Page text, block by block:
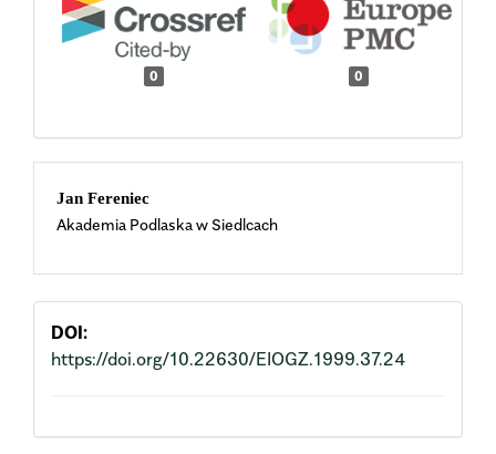
0 0
Main
Article
Content
Jan Fereniec
Akademia Podlaska w Siedlcach
DOI:
https://doi.org/10.22630/EIOGZ.1999.37.24